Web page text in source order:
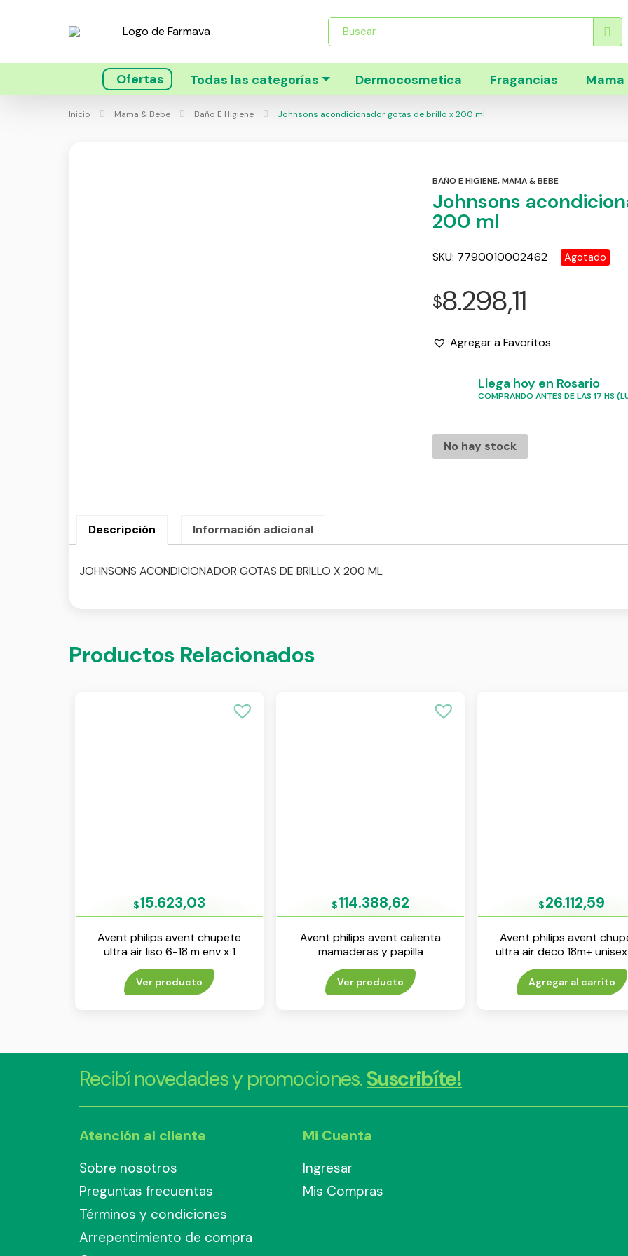
Búsqueda
productos
Ofertas Todas las categorías Dermocosmetica Fragancias Mama
Inicio Mama & Bebe Baño E Higiene Johnsons acondicionador gotas de brillo x 200 ml
BAÑO E HIGIENE,MAMA & BEBE
Johnsons
200 ml
SKU: 7790010002462 Agotado
$8.298,11
Agregar a Favoritos
Llega hoy en Rosario
COMPRANDO ANTES DE LAS 17 HS
No hay stock
Descripción Información adicional
JOHNSONS ACONDICIONADOR GOTAS DE BRILLO X 200 ML
Productos Relacionados
$15.623,03
Avent philips avent chupete
ultra air liso 6-18 m env x 1
Ver producto
$114.388,62
Avent philips avent calienta
mamaderas y papilla
Ver producto
$26.112,59
Avent philips avent
ultra air deco 18m+
x 2
Agregar al carrito
Recibí novedades y promociones.Suscribíte!
Atención al cliente
Sobre nosotros
Preguntas frecuentas
Términos y condiciones
Arrepentimiento de compra
Mi Cuenta
Ingresar
Mis Compras